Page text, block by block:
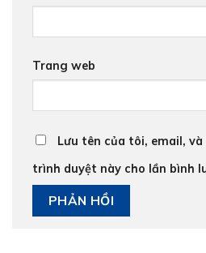
Trang web
Lưu tên của tôi, email,
trình duyệt này cho lần bình